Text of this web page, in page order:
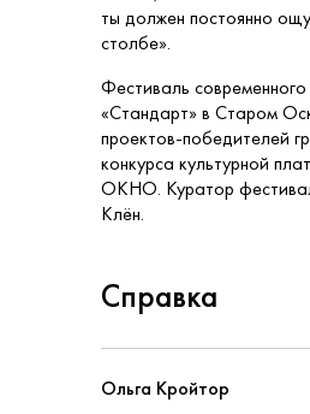
ты должен постоянно
столбе».
Фестиваль современного
«Стандарт» в Старом
проектов-победителей
конкурса культурной
ОКНО. Куратор
Клён.
Справка
Ольга Кройтор